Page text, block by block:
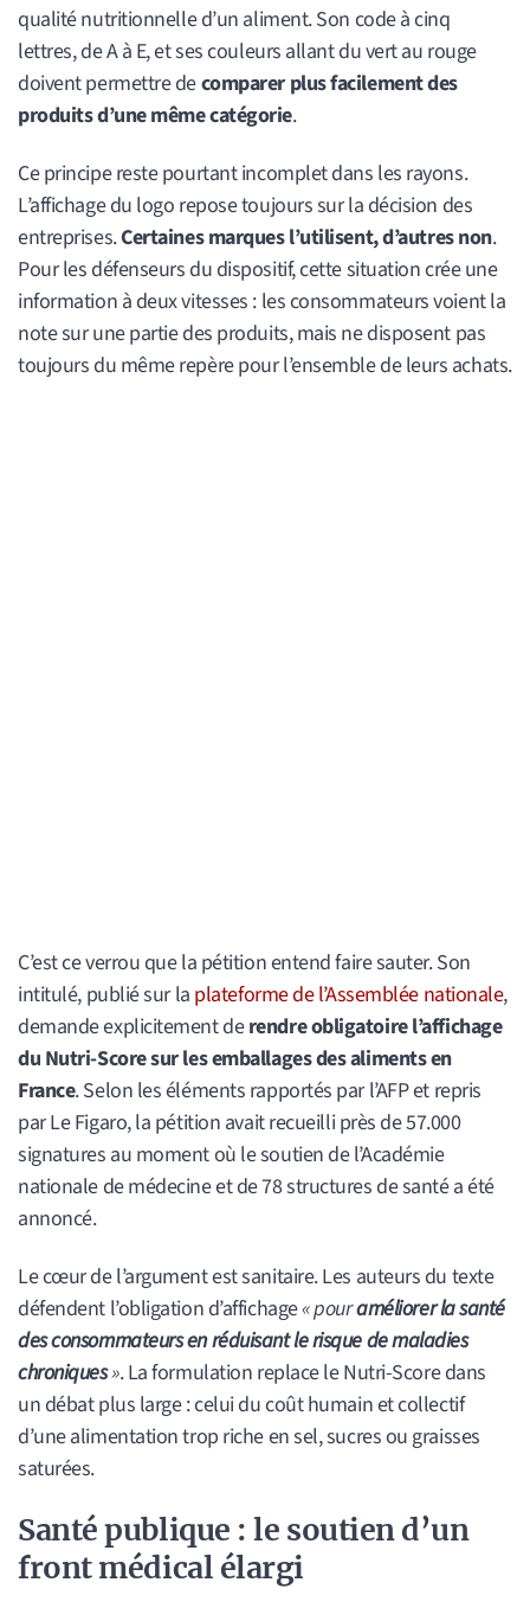
qualité nutritionnelle d’un aliment. Son code à cinq
lettres, de A à E, et ses couleurs allant du vert au rouge
doivent permettre decomparer plus facilement des
produits d’une même catégorie.
Ce principe reste pourtant incomplet dans les rayons.
L’affichage du logo repose toujours sur la décision des
entreprises.Certaines marques l’utilisent, d’autres non.
Pour les défenseurs du dispositif, cette situation crée une
information à deux vitesses : les consommateurs voient la
note sur une partie des produits, mais ne disposent pas
toujours du même repère pour l’ensemble de leurs achats.
C’est ce verrou que la pétition entend faire sauter. Son
intitulé, publié sur la plateforme de l’Assemblée nationale,
demande explicitement derendre obligatoire l’affichage
du Nutri-Score sur les emballages des aliments en
France. Selon les éléments rapportés par l’AFP et repris
par Le Figaro, la pétition avait recueilli près de 57.000
signatures au moment où le soutien de l’Académie
nationale de médecine et de 78 structures de santé a été
annoncé.
Le cœur de l’argument est sanitaire. Les auteurs du texte
défendent l’obligation d’affichage« pouraméliorer la santé
des consommateurs en réduisant le risque de maladies
chroniques». La formulation replace le Nutri-Score dans
un débat plus large : celui du coût humain et collectif
d’une alimentation trop riche en sel, sucres ou graisses
saturées.
Santé publique : le soutien d’un
front médical élargi